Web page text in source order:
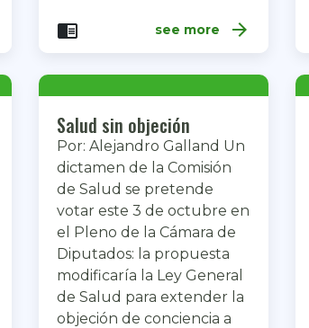
chrome_reader_mode see more arrow_forward
Salud sin objeción
Por: Alejandro Galland Un
dictamen de la Comisión
de Salud se pretende
votar este 3 de octubre en
el Pleno de la Cámara de
Diputados: la propuesta
modificaría la Ley General
de Salud para extender la
objeción de conciencia a